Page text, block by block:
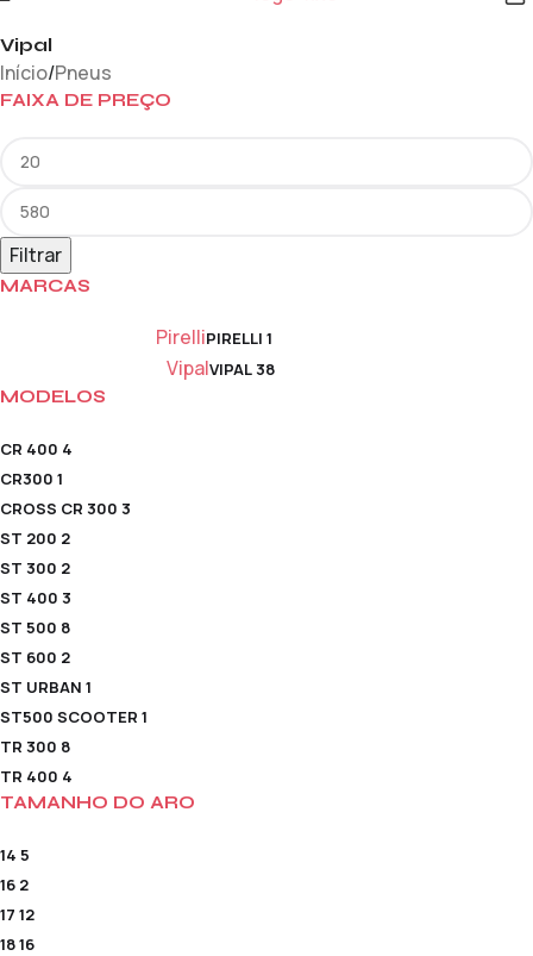
Vipal
Início/Pneus
FAIXA DE PREÇO
Filtrar
MARCAS
PirelliPIRELLI 1
VipalVIPAL 38
MODELOS
CR 400 4
CR300 1
CROSS CR 300 3
ST 200 2
ST 300 2
ST 400 3
ST 500 8
ST 600 2
ST URBAN 1
ST500 SCOOTER 1
TR 300 8
TR 400 4
TAMANHO DO ARO
14 5
16 2
17 12
1816